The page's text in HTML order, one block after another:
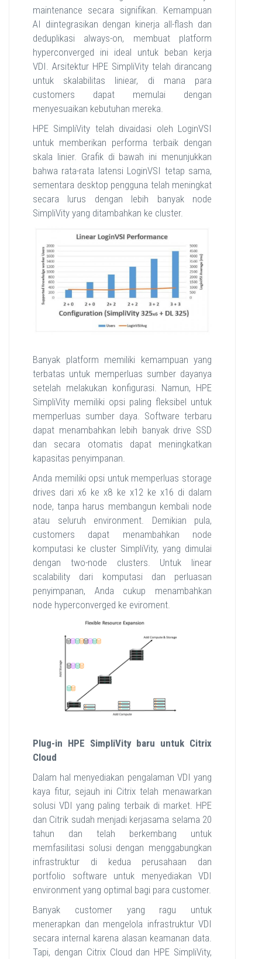
maintenance secara signifikan. Kemampuan
AI diintegrasikan dengan kinerja all-flash dan
deduplikasi always-on, membuat platform
hyperconverged ini ideal untuk beban kerja
VDI. Arsitektur HPE SimpliVity telah dirancang
untuk skalabilitas liniear, di mana para
customers dapat memulai dengan
menyesuaikan kebutuhan mereka.
HPE SimpliVity telah divaidasi oleh LoginVSI
untuk memberikan performa terbaik dengan
skala linier. Grafik di bawah ini menunjukkan
bahwa rata-rata latensi LoginVSI tetap sama,
sementara desktop pengguna telah meningkat
secara lurus dengan lebih banyak node
SimpliVity yang ditambahkan ke cluster.
Banyak platform memiliki kemampuan yang
terbatas untuk memperluas sumber dayanya
setelah melakukan konfigurasi. Namun, HPE
SimpliVity memiliki opsi paling fleksibel untuk
memperluas sumber daya. Software terbaru
dapat menambahkan lebih banyak drive SSD
dan secara otomatis dapat meningkatkan
kapasitas penyimpanan.
Anda memiliki opsi untuk memperluas storage
drives dari x6 ke x8 ke x12 ke x16 di dalam
node, tanpa harus membangun kembali node
atau seluruh environment. Demikian pula,
customers dapat menambahkan node
komputasi ke cluster SimpliVity, yang dimulai
dengan two-node clusters. Untuk linear
scalability dari komputasi dan perluasan
penyimpanan, Anda cukup menambahkan
node hyperconverged ke eviroment.
Plug-in HPE SimpliVity baru untuk Citrix
Cloud
Dalam hal menyediakan pengalaman VDI yang
kaya fitur, sejauh ini Citrix telah menawarkan
solusi VDI yang paling terbaik di market. HPE
dan Citrik sudah menjadi kerjasama selama 20
tahun dan telah berkembang untuk
memfasilitasi solusi dengan menggabungkan
infrastruktur di kedua perusahaan dan
portfolio software untuk menyediakan VDI
environment yang optimal bagi para customer.
Banyak customer yang ragu untuk
menerapkan dan mengelola infrastruktur VDI
secara internal karena alasan keamanan data.
Tapi, dengan Citrix Cloud dan HPE SimpliVity,